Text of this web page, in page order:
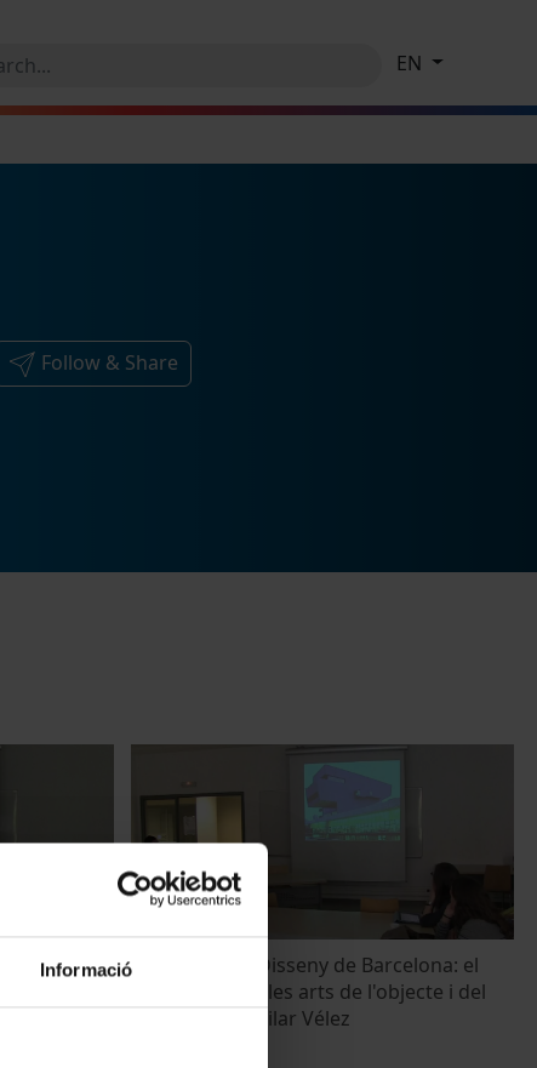
Informació
EN
Follow & Share
'El Museu del Disseny de Barcelona: el
nou museu de les arts de l'objecte i del
disseny'. Sra. Pilar Vélez